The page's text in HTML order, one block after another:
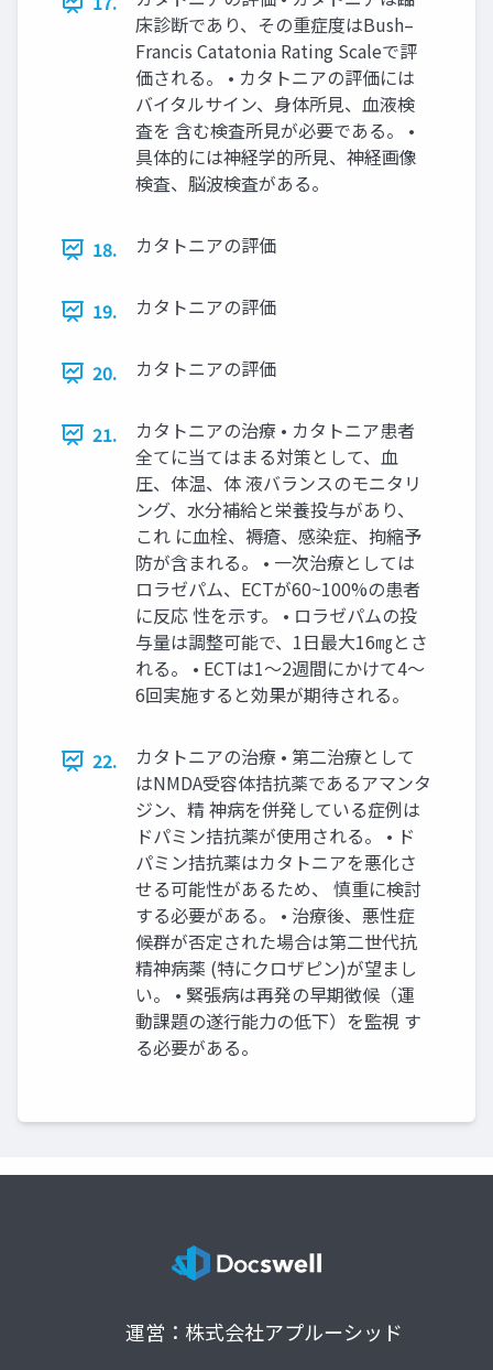
床診断であり、その重症度はBush–
Francis Catatonia Rating Scaleで評
価される。 • カタトニアの評価には
バイタルサイン、身体所見、血液検
査を 含む検査所見が必要である。 •
具体的には神経学的所見、神経画像
検査、脳波検査がある。
18. カタトニアの評価
19. カタトニアの評価
20. カタトニアの評価
21.
カタトニアの治療 • カタトニア患者
全てに当てはまる対策として、血
圧、体温、体 液バランスのモニタリ
ング、水分補給と栄養投与があり、
これ に血栓、褥瘡、感染症、拘縮予
防が含まれる。 • 一次治療としては
ロラゼパム、ECTが60~100%の患者
に反応 性を示す。 • ロラゼパムの投
与量は調整可能で、1日最大16㎎とさ
れる。 • ECTは1～2週間にかけて4～
6回実施すると効果が期待される。
22.
カタトニアの治療 • 第二治療として
はNMDA受容体拮抗薬であるアマンタ
ジン、精 神病を併発している症例は
ドパミン拮抗薬が使用される。 • ド
パミン拮抗薬はカタトニアを悪化さ
せる可能性があるため、 慎重に検討
する必要がある。 • 治療後、悪性症
候群が否定された場合は第二世代抗
精神病薬 (特にクロザピン)が望まし
い。 • 緊張病は再発の早期徴候（運
動課題の遂行能力の低下）を監視 す
る必要がある。
運営：株式会社アプルーシッド